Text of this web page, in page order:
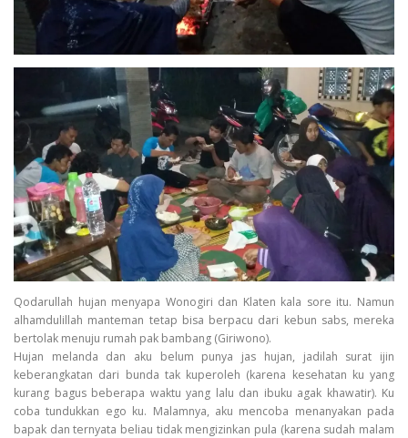
Qodarullah hujan menyapa Wonogiri dan Klaten kala sore itu. Namun
alhamdulillah manteman tetap bisa berpacu dari kebun sabs, mereka
bertolak menuju rumah pak bambang (Giriwono).
Hujan melanda dan aku belum punya jas hujan, jadilah surat ijin
keberangkatan dari bunda tak kuperoleh (karena kesehatan ku yang
kurang bagus beberapa waktu yang lalu dan ibuku agak khawatir). Ku
coba tundukkan ego ku. Malamnya, aku mencoba menanyakan pada
bapak dan ternyata beliau tidak mengizinkan pula (karena sudah malam